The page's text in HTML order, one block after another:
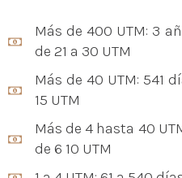
Más de 400 UTM: 3
de 21 a 30 UTM
Más de 40 UTM: 541
15 UTM
Más de 4 hasta 40
de 6 10 UTM